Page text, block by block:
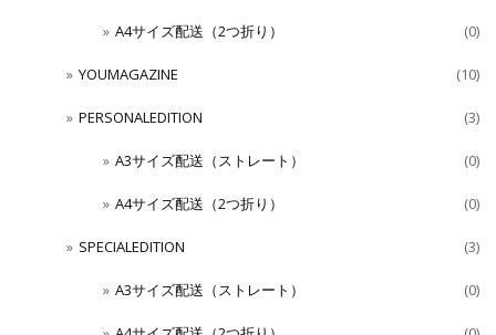
A4サイズ配送（2つ折り） (0)
YOUMAGAZINE (10)
PERSONALEDITION (3)
A3サイズ配送（ストレート） (0)
A4サイズ配送（2つ折り） (0)
SPECIALEDITION (3)
A3サイズ配送（ストレート） (0)